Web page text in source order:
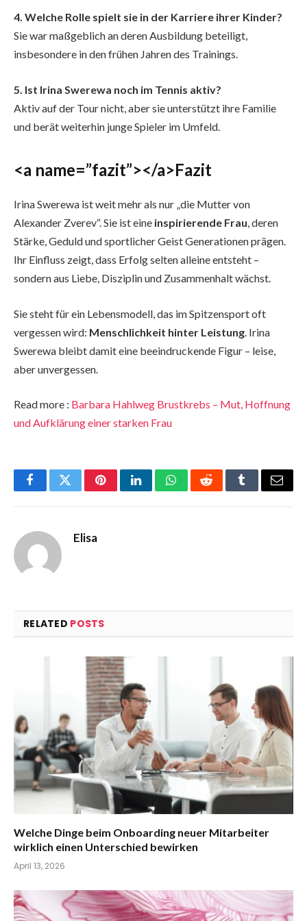
4. Welche Rolle spielt sie in der Karriere ihrer Kinder?
Sie war maßgeblich an deren Ausbildung beteiligt,
insbesondere in den frühen Jahren des Trainings.
5. Ist Irina Swerewa noch im Tennis aktiv?
Aktiv auf der Tour nicht, aber sie unterstützt ihre Familie
und berät weiterhin junge Spieler im Umfeld.
<a name=”fazit”></a>Fazit
Irina Swerewa ist weit mehr als nur „die Mutter von
Alexander Zverev“. Sie ist eine inspirierende Frau, deren
Stärke, Geduld und sportlicher Geist Generationen prägen.
Ihr Einfluss zeigt, dass Erfolg selten alleine entsteht –
sondern aus Liebe, Disziplin und Zusammenhalt wächst.
Sie steht für ein Lebensmodell, das im Spitzensport oft
vergessen wird: Menschlichkeit hinter Leistung . Irina
Swerewa bleibt damit eine beeindruckende Figur – leise,
aber unvergessen.
Read more : Barbara Hahlweg Brustkrebs – Mut, Hoffnung
und Aufklärung einer starken Frau
FacebookTwitterPinterestLinkedInWhatsAppRedditTumblrEmail
Elisa
RELATED POSTS
Welche Dinge beim Onboarding neuer Mitarbeiter
wirklich einen Unterschied bewirken
April 13, 2026